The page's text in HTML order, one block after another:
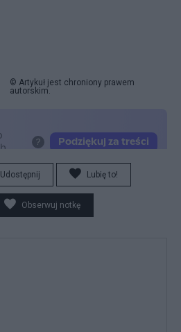
© Artykuł jest chroniony prawem
autorskim.
Udostępnij Lubię to!
Obserwuj notkę